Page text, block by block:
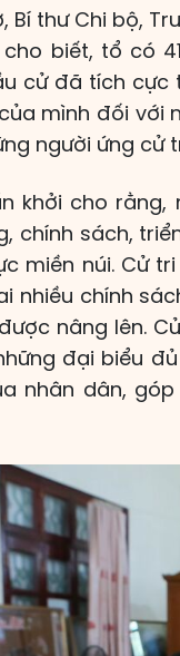
Bí thư Chi bộ,
biết, tổ có
cử đã tích
mình đối với
người ứng cử
khởi cho
chính sách,
miền núi. Cử
nhiều chính
nâng lên.
đại biểu
nhân dân,